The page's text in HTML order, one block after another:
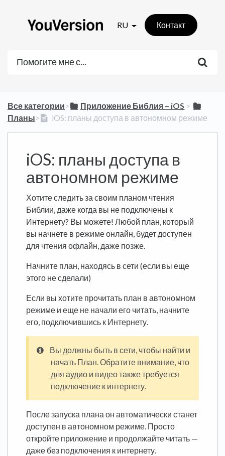
RU Контакт
Все категории​>​ ​Приложение Библия – iOS ​ > ​
Планы​>​ iOS: планы доступа в автономном режиме
iOS: планы доступа в
автономном режиме
Хотите следить за своим планом чтения
Библии, даже когда вы не подключены к
Интернету? Вы можете! Любой план, который
вы начнете в режиме онлайн, будет доступен
для чтения офлайн, даже позже.
Начните план, находясь в сети (если вы еще
этого не сделали)
Если вы хотите прочитать план в автономном
режиме и еще не начали его читать, начните
его, подключившись к Интернету.
Вы должны быть в сети, чтобы найти и
начать План. Обратите внимание, что
для аудио и видео также требуется
подключение к интернету.
После запуска плана он автоматически станет
доступен в автономном режиме. Просто
откройте приложение и продолжайте читать —
даже без подключения к интернету.